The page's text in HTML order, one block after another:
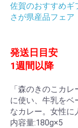
佐賀のおすすめギ
さが県産品フェア
発送日目安
1週間以降
「森のきのこカ
に使い、牛乳をベ
なカレー。女性に
内容量:180g×5